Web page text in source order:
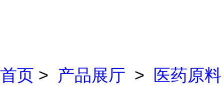
首页 > 产品展厅 >
医药原料